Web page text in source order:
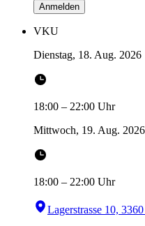
Anmelden
VKU
Dienstag, 18. Aug. 2026
18:00 – 22:00 Uhr
Mittwoch, 19. Aug. 2026
18:00 – 22:00 Uhr
Lagerstrasse 10,